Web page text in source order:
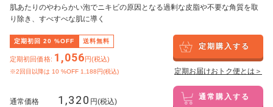
肌あたりのやわらかい泡でニキビの原因となる過剰な皮脂や不要な角質を取
り除き、すべすべな肌に導く
定期初回 20 %OFF 送料無料
定期初回価格: 1,056円(税込)
※2回目以降は 10 %OFF 1,188円(税込)
定期購入する
定期お届けおトク便とは＞
通常価格 1,320 円(税込) 通常購入する